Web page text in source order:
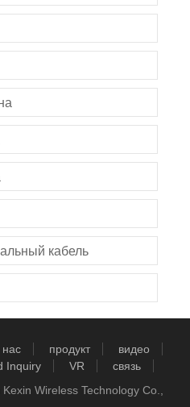
кабель
нас продукт
видео
Inquiry VR
связь
Wireless Technology Co.,